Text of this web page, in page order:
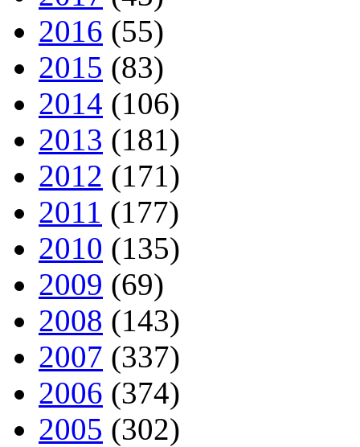
2016 (55)
2015 (83)
2014 (106)
2013 (181)
2012 (171)
2011 (177)
2010 (135)
2009 (69)
2008 (143)
2007 (337)
2006 (374)
2005 (302)